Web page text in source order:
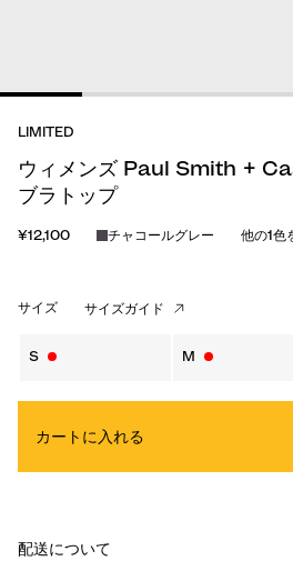
LIMITED
ウィメンズ Paul Smith +
ブラトップ
¥12,100 チャコールグレー 他の1色
サイズ サイズガイド
S M
カートに入れる
配送について